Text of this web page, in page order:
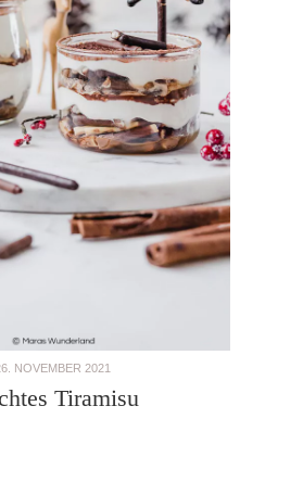
NOVEMBER 2021
Tiramisu